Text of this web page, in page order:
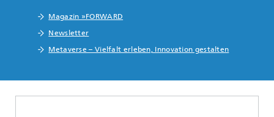
Magazin »FORWARD
Newsletter
Metaverse – Vielfalt erleben, Innovation gestalten